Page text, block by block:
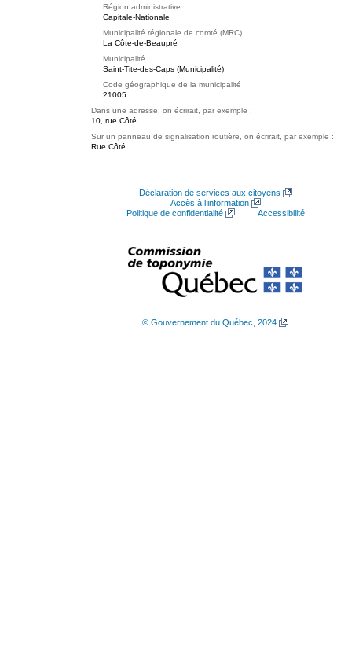
Région administrative
Capitale-Nationale
Municipalité régionale de comté (MRC)
La Côte-de-Beaupré
Municipalité
Saint-Tite-des-Caps (Municipalité)
Code géographique de la municipalité
21005
Dans une adresse, on écrirait, par exemple :
10, rue Côté
Sur un panneau de signalisation routière, on écrirait, par exemple :
Rue Côté
Déclaration de services aux citoyens
Accès à l’information
Politique de confidentialité
Accessibilité
© Gouvernement du Québec, 2024